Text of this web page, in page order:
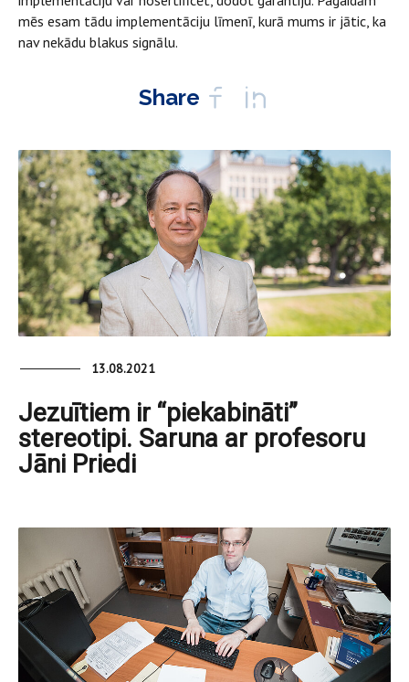
mēs esam tādu implementāciju līmenī, kurā mums ir jātic, ka
nav nekādu blakus signālu.
Share
13.08.2021
Jezuītiem ir “piekabināti”
stereotipi. Saruna ar profesoru
Jāni Priedi